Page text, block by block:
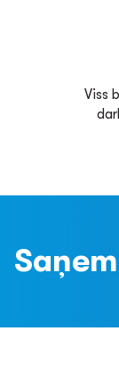
Viss